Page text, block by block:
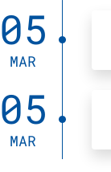
05
MAR
05
MAR